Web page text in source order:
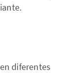
diferentes